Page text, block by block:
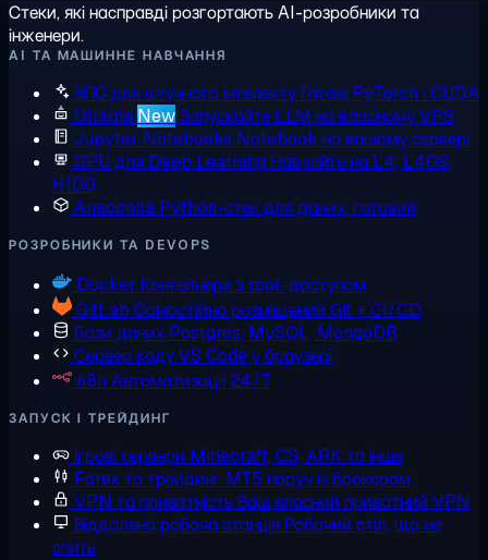
Стеки, які насправді розгортають AI-розробники та
інженери.
AI ТА МАШИННЕ НАВЧАННЯ
ВПС для штучного інтелектуГотові PyTorch і CUDA
Ollama NewЗапускайте LLM на власному VPS
Jupyter Notebooks Notebook на вашому сервері
GPU для Deep Learning Навчайте на L4, L40S,
H100
Anaconda Python-стек для даних, готовий
РОЗРОБНИКИ ТА DEVOPS
Docker Контейнери з root-доступом
GitLab Самостійно розміщений Git + CI/CD
Бази даних Postgres, MySQL, MongoDB
Сервер кодуVS Code у браузері
n8n Автоматизації 24/7
ЗАПУСК І ТРЕЙДИНГ
Ігрові сервери Minecraft, CS, ARK та інше
Forex та трейдинг MT5 поруч із брокером
VPN та приватністьВаш власний приватний VPN
Віддалена робоча станціяРобочий стіл, що не
спить